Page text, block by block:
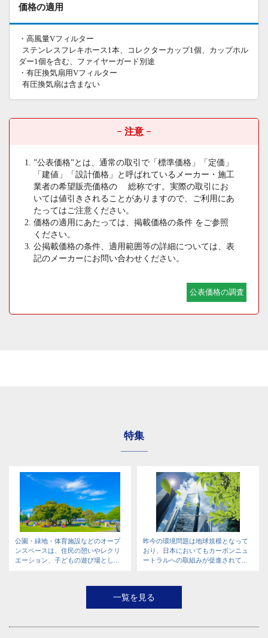
価格の適用
・高風量Vフィルター
ステンレスフレキホース1本、コレクターカップ1個、カップホル
ダー1個を含む、ファイヤーガード別途
・有圧換気扇用Vフィルター
有圧換気扇は含まない
− 注意 −
”公表価格”とは、通常の取引で「標準価格」「定価」
「建値」「設計価格」と呼ばれているメーカー・施工
業者の希望販売価格の 総称です。実際の取引にお
いては値引きされることがありますので、ご利用にあ
たってはご注意ください。
価格の適用にあたっては、掲載価格の条件 をご参照
ください。
公掲載価格の条件、適用範囲等の詳細については、表
記のメーカーにお問い合わせください。
公表価格の調査
特集
公園・緑地・体育施設などのオープ
ンスペースは、住民の憩いやレクリ
エーション、子どもの遊び場とし...
昨今の環境問題は地球規模となって
おり、日本においてもカーボンニュ
ートラルへの取組みが促進されて...
一覧を見る